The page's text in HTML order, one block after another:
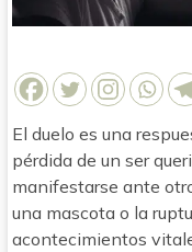
El duelo es una
pérdida de un ser
manifestarse ante
una mascota o la
acontecimientos